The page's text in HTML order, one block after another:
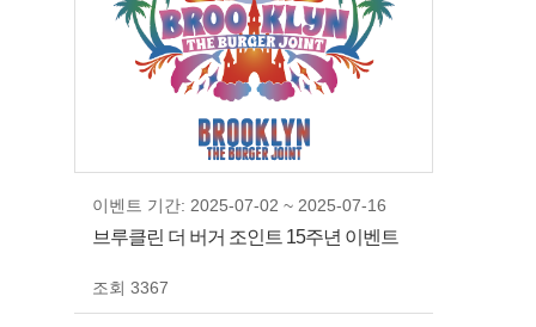
이벤트 기간: 2025-07-02 ~ 2025-07-16
브루클린 더 버거 조인트 15주년 이벤트
조회 3367